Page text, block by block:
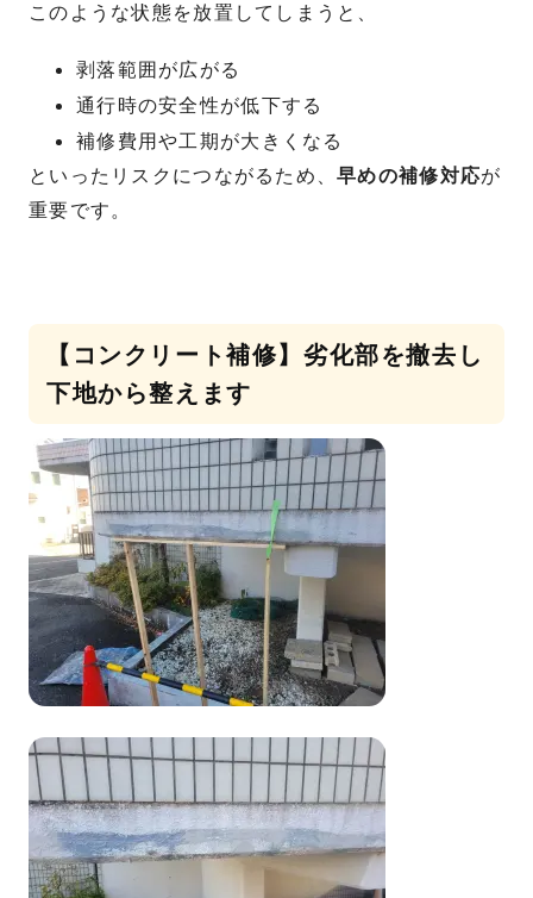
このような状態を放置してしまうと、
剥落範囲が広がる
通行時の安全性が低下する
補修費用や工期が大きくなる
といったリスクにつながるため、早めの補修対応が
重要です。
【コンクリート補修】劣化部を撤去し
下地から整えます